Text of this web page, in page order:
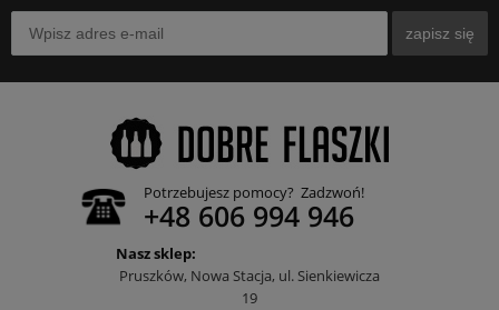
zapisz się
Potrzebujesz pomocy? Zadzwoń!
+48 606 994 946
Nasz sklep:
Pruszków, Nowa Stacja, ul. Sienkiewicza
19